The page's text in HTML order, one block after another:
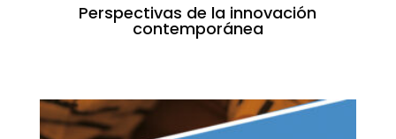
Perspectivas de la innovación
contemporánea